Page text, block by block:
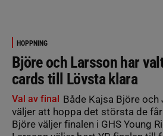
HOPPNING
Björe och Larsson har
cards till Lövsta klara
Val av final Både Kajsa Björe och
väljer att hoppa det största de
Björe väljer finalen i GHS Young